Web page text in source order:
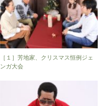
［１］芳地家、クリスマス恒例ジェ
ンガ大会